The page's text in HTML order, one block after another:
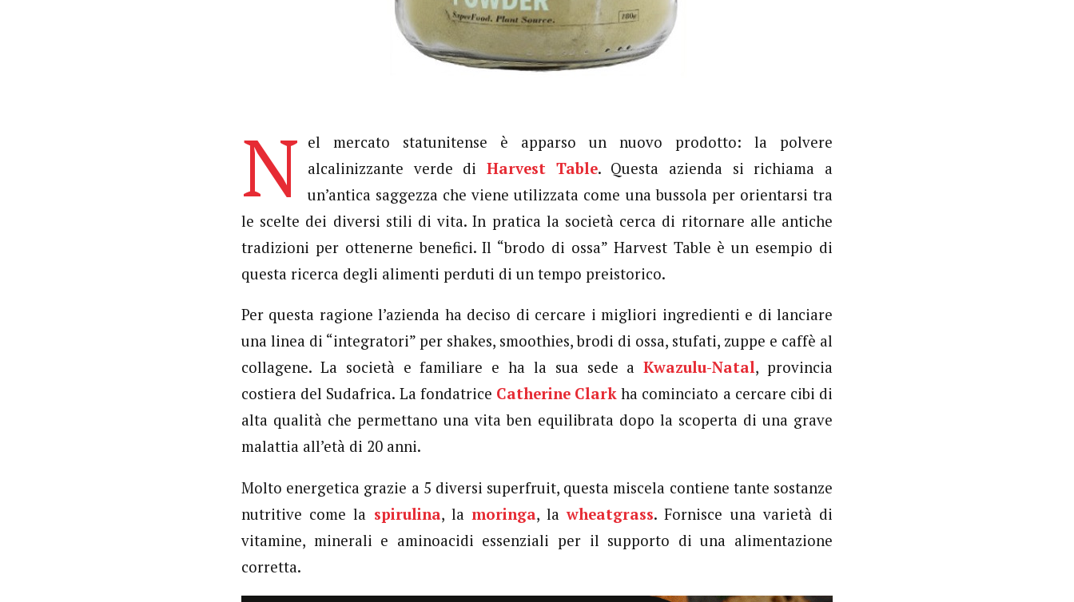
N el mercato statunitense è apparso un nuovo prodotto: la polvere
alcalinizzante verde di Harvest Table. Questa azienda si richiama a
un’antica saggezza che viene utilizzata come una bussola per orientarsi tra
le scelte dei diversi stili di vita. In pratica la società cerca di ritornare alle antiche
tradizioni per ottenerne benefici. Il “brodo di ossa” Harvest Table è un esempio di
questa ricerca degli alimenti perduti di un tempo preistorico.
Per questa ragione l’azienda ha deciso di cercare i migliori ingredienti e di lanciare
una linea di “integratori” per shakes, smoothies, brodi di ossa, stufati, zuppe e caffè al
collagene. La società e familiare e ha la sua sede aKwazulu-Natal, provincia
costiera del Sudafrica. La fondatrice Catherine Clark ha cominciato a cercare cibi di
alta qualità che permettano una vita ben equilibrata dopo la scoperta di una grave
malattia all’età di 20 anni.
Molto energetica grazie a 5 diversi superfruit, questa miscela contiene tante sostanze
nutritive come la spirulina, la moringa, lawheatgrass. Fornisce una varietà di
vitamine, minerali e aminoacidi essenziali per il supporto di una alimentazione
corretta.